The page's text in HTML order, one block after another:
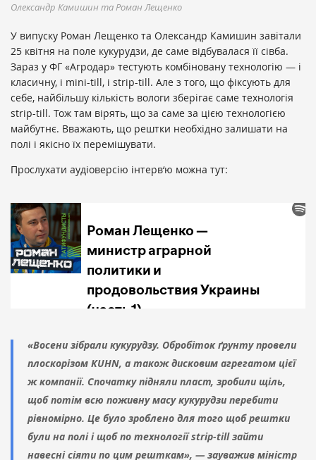
Олександр Камишин та Роман Лещенко
У випуску Роман Лещенко та Олександр Камишин завітали
25 квітня на поле кукурудзи, де саме відбувалася її сівба.
Зараз у ФГ «Агродар» тестують комбіновану технологію — і
класичну, і mini-till, і strip-till. Але з того, що фіксують для
себе, найбільшу кількість вологи зберігає саме технологія
strip-till. Тож там вірять, що за саме за цією технологією
майбутнє. Вважають, що рештки необхідно залишати на
полі і якісно їх перемішувати.
Прослухати аудіоверсію інтерв‘ю можна тут:
«Восени зібрали кукурудзу. Обробіток ґрунту провели
плоскорізом KUHN, а також дисковим агрегатом цієї
ж компанії. Спочатку підняли пласт, зробили щіль,
щоб потім всю поживну масу кукурудзи перебити
рівномірно. Це було зроблено для того щоб рештки
були на полі і щоб по технології strip-till зайти
навесні сіяти по цим решткам», — зауважив міністр